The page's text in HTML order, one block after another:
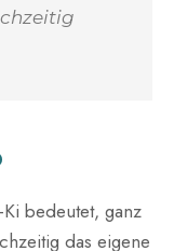
bedeutet, ganz
das eigene